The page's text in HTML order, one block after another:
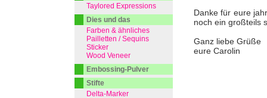
Danke für eure
noch ein großteils
Ganz liebe Grüße
eure Carolin
Taylored Expressions
Dies und das
Farben & ähnliches
Pailletten / Sequins
Sticker
Wood Veneer
Embossing-Pulver
Stifte
Delta-Marker